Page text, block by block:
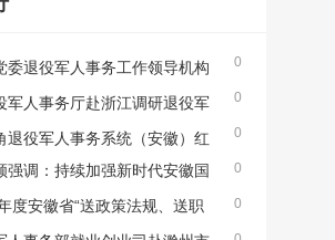
0
委退役军人事务工作领导机构
单位联络员培训班在巢湖举办
0
军人事务厅赴浙江调研退役军
0
退役军人事务系统（安徽）红
进企业、进社区）宣讲活动在合
0
强调：持续加强新时代安徽国
备力量建设 为如期实现建军一百0
度安徽省“送政策法规、送职